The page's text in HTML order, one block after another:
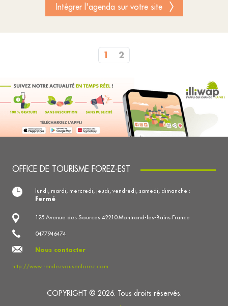
Intégrer l'agenda sur votre site
1 2
OFFICE DE TOURISME FOREZ-EST
125 Avenue des Sources 42210 Montrond-les-Bains France
0477946474
Nous contacter
http://www.rendezvousenforez.com
lundi, mardi, mercredi, jeudi, vendredi, samedi, dimanche :
Fermé
COPYRIGHT © 2026. Tous droits réservés.